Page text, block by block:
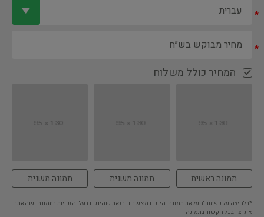
*
*
המחיר כולל משלוח
תמונה ראשית תמונה משנית תמונה משנית
*בלחיצה על כפתור 'העלאת תמונה' הינכם מאשרים בזאת שהינכם בעלי הזכויות בתמונה ושהאתר
אינו צד בכל הקשור בתמונה